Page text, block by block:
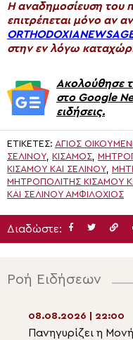
H αναδημοσίευση
επιτρέπεται μόνο αν
στην εν λόγω
Ακολούθησε
στο Google
ειδήσεις.
ΕΤΙΚΈΤΕΣ: ΑΓΙΟΣ
ΣΕΛΙΝΟΥ, ΚΊΣΑΜΟΣ,
ΚΙΣΆΜΟΥ ΚΑΙ ΣΕΛΊΝΟΥ,
ΜΗΤΡΟΠΟΛΊΤΗΣ ΚΙΣΆΜΟΥ
ΚΑΙ ΣΕΛΊΝΟΥ ΑΜΦΙΛΌΧΙΟΣ
Διαδώστε:
Ροή Ειδήσεων
08.08.2026 | 22:00
Πανηγυρίζει η